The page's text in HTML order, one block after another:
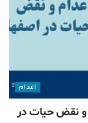
اعدام
و نقض حیات در